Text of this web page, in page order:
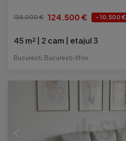
135.000 € 124.500 € - 10.500 €
45 m² 2 cam etajul 3
Bucuresti, Bucuresti-Ilfov